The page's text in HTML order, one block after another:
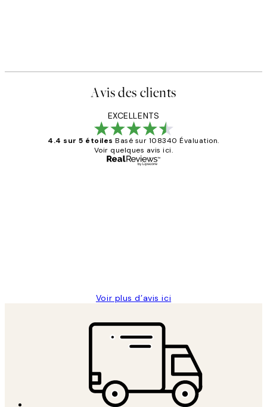
Avis des clients
EXCELLENTS
4.4 sur 5 étoiles Basé sur 108340 Évaluation.
Voir quelques avis ici.
Voir plus d’avis ici